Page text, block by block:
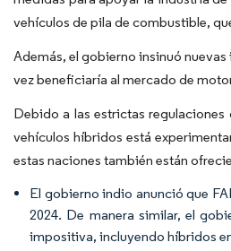
vehículos de pila de combustible,
Además, el gobierno insinuó
vez beneficiaría al mercado de
Debido a las estrictas
vehículos híbridos está
estas naciones también están
El gobierno indio anunció que
2024. De manera similar, el
impositiva, incluyendo híbridos